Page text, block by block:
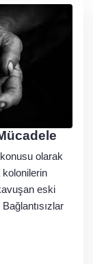
olarak
kolonilerin
eski